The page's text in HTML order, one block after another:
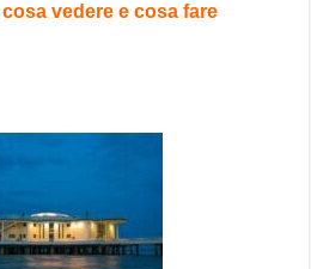
vedere e cosa fare